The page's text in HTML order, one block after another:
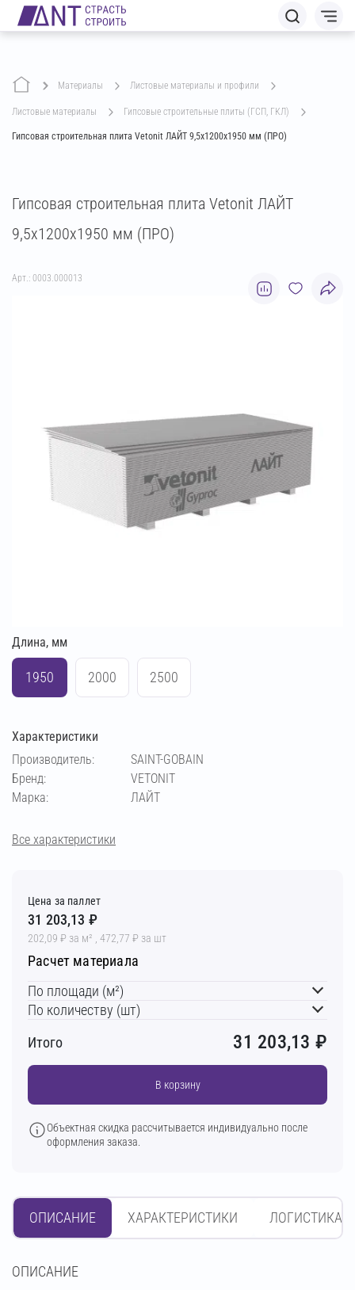
Материалы листовые материалы и профили
листовые материалы гипсовые строительные плиты (ГСП, ГКЛ)
Гипсовая строительная плита Vetonit ЛАЙТ 9,5х1200х1950 мм (ПРО)
Гипсовая строительная плита Vetonit ЛАЙТ
9,5х1200х1950 мм (ПРО)
Арт.: 0003.000013
Длина, мм
1950 2000 2500
Характеристики
Производитель:
SAINT-GOBAIN
Бренд:
VETONIT
Марка:
ЛАЙТ
Все характеристики
Цена за паллет
31 203,13 ₽
202,09 ₽ за м² , 472,77 ₽ за шт
Расчет материала
По площади (м²)
По количеству (шт)
Итого
31 203,13 ₽
В корзину
Объектная скидка рассчитывается индивидуально после
оформления заказа.
ОПИСАНИЕ ХАРАКТЕРИСТИКИ ЛОГИСТИКА
OПИСАНИЕ